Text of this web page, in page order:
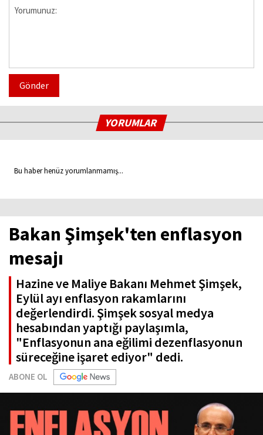
Gönder
YORUMLAR
Bu haber henüz yorumlanmamış...
Bakan Şimşek'ten enflasyon
mesajı
Hazine ve Maliye Bakanı Mehmet Şimşek,
Eylül ayı enflasyon rakamlarını
değerlendirdi. Şimşek sosyal medya
hesabından yaptığı paylaşımla,
"Enflasyonun ana eğilimi dezenflasyonun
süreceğine işaret ediyor" dedi.
ABONE OL